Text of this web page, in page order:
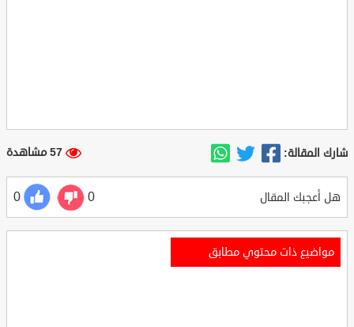
شارك المقالة: 57 مشاهدة
هل أعجبك المقال 0
0
مواضيع ذات محتوي مطابق